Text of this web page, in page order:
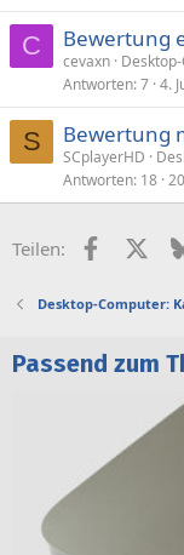
C Bewertung
cevaxn
Antworten 7 4.
S Bewertung
SCplayerHD
Antworten 18
Teilen: Facebook
X
Desktop-Computer:
Passend zum